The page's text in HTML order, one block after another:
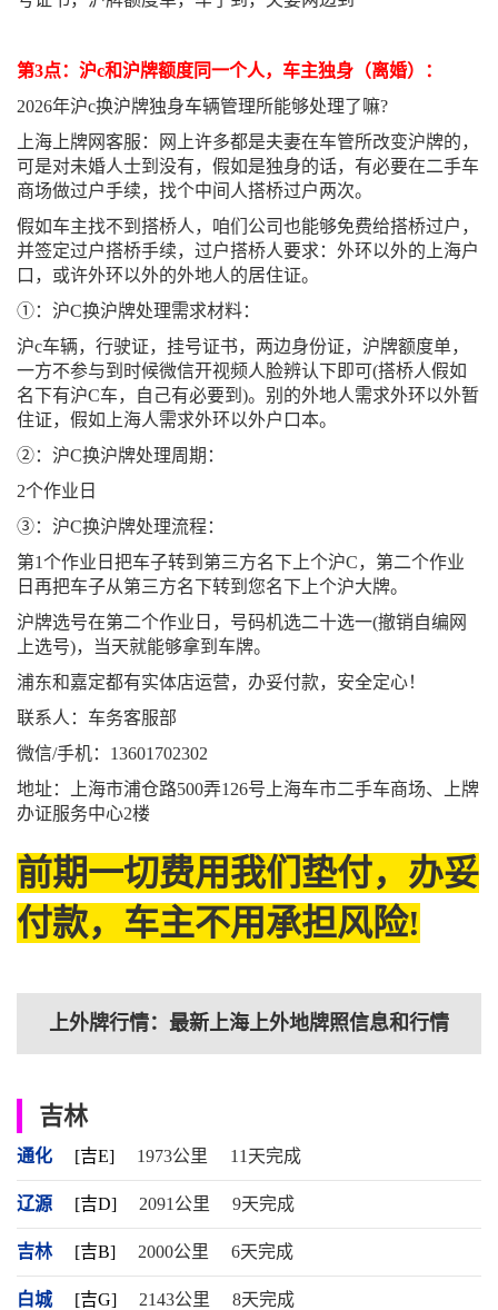
第3点：沪c和沪牌额度同一个人，车主独身（离婚）：
2026年沪c换沪牌独身车辆管理所能够处理了嘛?
上海上牌网客服：网上许多都是夫妻在车管所改变沪牌的，
可是对未婚人士到没有，假如是独身的话，有必要在二手车
商场做过户手续，找个中间人搭桥过户两次。
假如车主找不到搭桥人，咱们公司也能够免费给搭桥过户，
并签定过户搭桥手续，过户搭桥人要求：外环以外的上海户
口，或许外环以外的外地人的居住证。
①：沪C换沪牌处理需求材料：
沪c车辆，行驶证，挂号证书，两边身份证，沪牌额度单，
一方不参与到时候微信开视频人脸辨认下即可(搭桥人假如
名下有沪C车，自己有必要到)。别的外地人需求外环以外暂
住证，假如上海人需求外环以外户口本。
②：沪C换沪牌处理周期：
2个作业日
③：沪C换沪牌处理流程：
第1个作业日把车子转到第三方名下上个沪C，第二个作业
日再把车子从第三方名下转到您名下上个沪大牌。
沪牌选号在第二个作业日，号码机选二十选一(撤销自编网
上选号)，当天就能够拿到车牌。
浦东和嘉定都有实体店运营，办妥付款，安全定心！
联系人：车务客服部
微信/手机：13601702302
地址：上海市浦仓路500弄126号上海车市二手车商场、上牌
办证服务中心2楼
前期一切费用我们垫付，办妥
付款，车主不用承担风险!
上外牌行情：最新上海上外地牌照信息和行情
吉林
通化 [吉E] 1973公里 11天完成
辽源 [吉D] 2091公里 9天完成
吉林 [吉B] 2000公里 6天完成
白城 [吉G] 2143公里 8天完成